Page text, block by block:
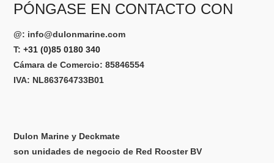
PÓNGASE EN CONTACTO CON
@: info@dulonmarine.com
T: +31 (0)85 0180 340
Cámara de Comercio: 85846554
IVA: NL863764733B01
Dulon Marine y Deckmate
son unidades de negocio de Red Rooster BV